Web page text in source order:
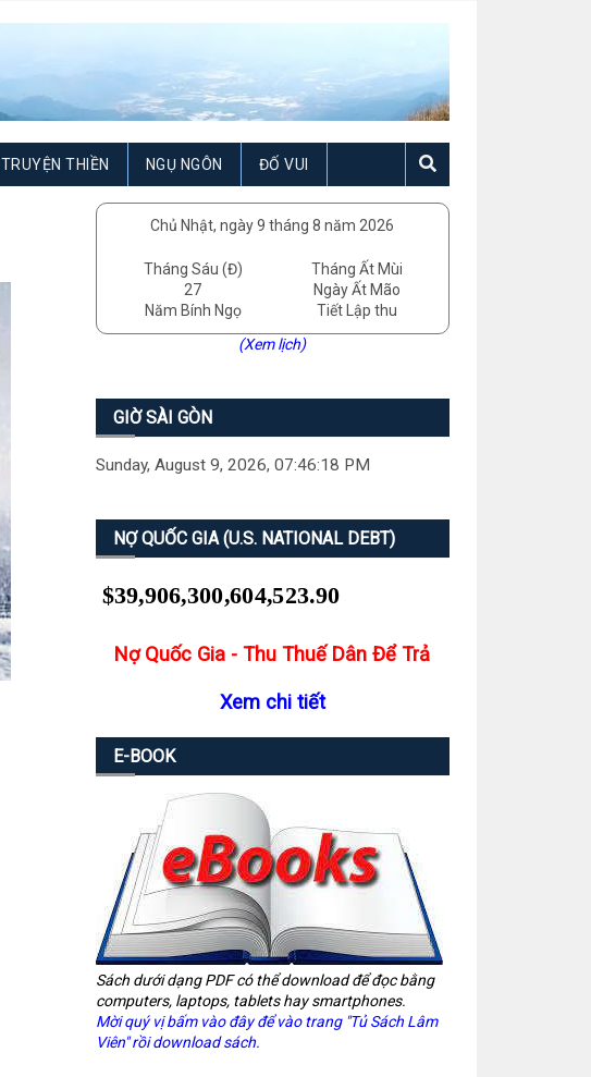
TRUYỆN THIỀN NGỤ NGÔN ĐỐ VUI
Chủ Nhật, ngày 9 tháng 8 năm 2026
Tháng Sáu (Đ)
27
Năm Bính Ngọ
Tháng Ất Mùi
Ngày Ất Mão
Tiết Lập thu
(Xem lịch)
GIỜ SÀI GÒN
Sunday, August 9, 2026, 07:46:19 PM
NỢ QUỐC GIA (U.S. NATIONAL DEBT)
Nợ Quốc Gia - Thu Thuế Dân Để Trả
Xem chi tiết
E-BOOK
Sách dưới dạng PDF có thể download để đọc bằng
computers, laptops, tablets hay smartphones.
Mời quý vị bấm vào đây để vào trang "Tủ Sách Lâm
Viên" rồi download sách.